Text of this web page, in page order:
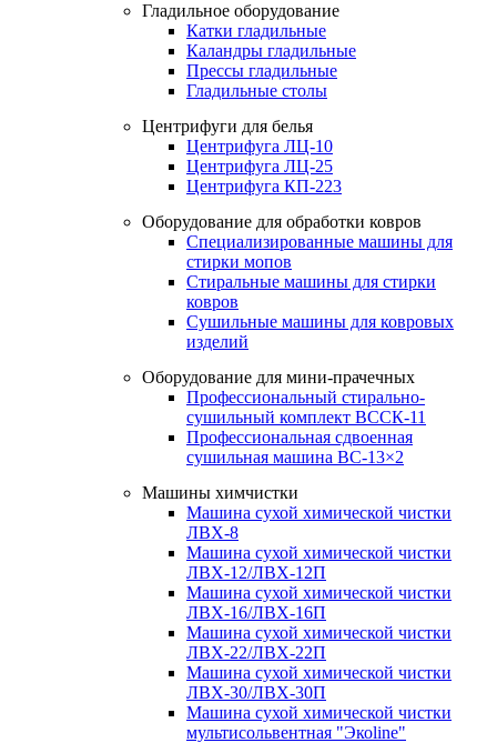
Гладильное оборудование
Катки гладильные
Каландры гладильные
Прессы гладильные
Гладильные столы
Центрифуги для белья
Центрифуга ЛЦ-10
Центрифуга ЛЦ-25
Центрифуга КП-223
Оборудование для обработки ковров
Специализированные машины для
стирки мопов
Стиральные машины для стирки
ковров
Сушильные машины для ковровых
изделий
Оборудование для мини-прачечных
Профессиональный стирально-
сушильный комплект ВССК-11
Профессиональная сдвоенная
сушильная машина ВС-13×2
Машины химчистки
Машина сухой химической чистки
ЛВХ-8
Машина сухой химической чистки
ЛВХ-12/ЛВХ-12П
Машина сухой химической чистки
ЛВХ-16/ЛВХ-16П
Машина сухой химической чистки
ЛВХ-22/ЛВХ-22П
Машина сухой химической чистки
ЛВХ-30/ЛВХ-30П
Машина сухой химической чистки
мультисольвентная "Экоline"